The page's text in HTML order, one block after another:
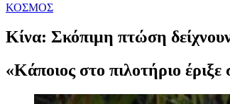
ΚΟΣΜΟΣ
Κίνα: Σκόπιμη πτώση
«Κάποιος στο πιλοτήριο